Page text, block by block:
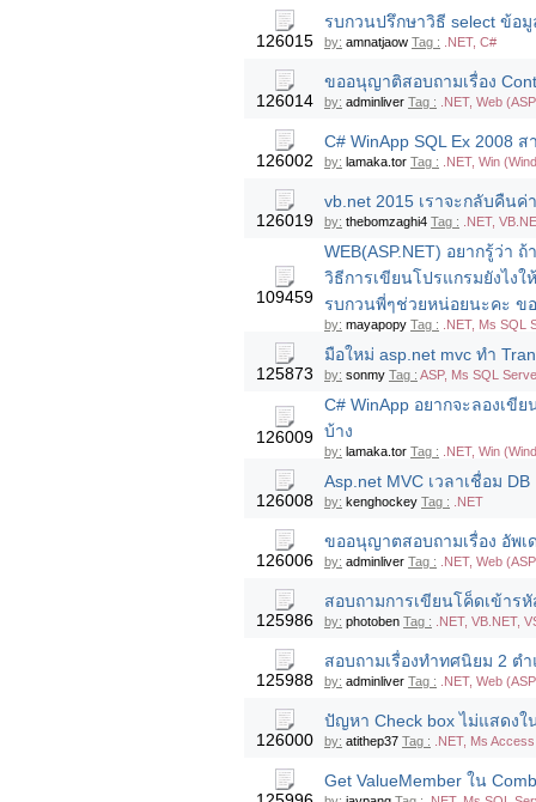
126015
รบกวนปรึกษาวิธี select ข้อ
by: amnatjaow Tag : .NET, C#
126014
ขออนุญาติสอบถามเรื่อง
by: adminliver Tag : .NET, Web
126002
C# WinApp SQL Ex 2008
by: lamaka.tor Tag : .NET, Win
126019
vb.net 2015 เราจะกลับคืนค่
by: thebomzaghi4 Tag : .NET,
109459
WEB(ASP.NET) อยากรู้ว่า
วิธีการเขียนโปรแกรมยังไง
รบกวนพี่ๆช่วยหน่อยนะคะ ข
by: mayapopy Tag : .NET, Ms SQL
125873
มือใหม่ asp.net mvc ทำ
by: sonmy Tag : ASP, Ms SQL
126009
C# WinApp อยากจะลองเขี
บ้าง
by: lamaka.tor Tag : .NET, Win
126008
Asp.net MVC เวลาเชื่อม
by: kenghockey Tag : .NET
126006
ขออนุญาตสอบถามเรื่อง อัพเ
by: adminliver Tag : .NET, Web
125986
สอบถามการเขียนโค็ดเข้าร
by: photoben Tag : .NET, VB.NET,
125988
สอบถามเรื่องทำทศนิยม 2 ต
by: adminliver Tag : .NET, Web
126000
ปัญหา Check box ไม่แสดงใ
by: atithep37 Tag : .NET, Ms
Get ValueMember ใน